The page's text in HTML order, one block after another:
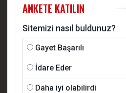
ANKETE KATILIN
Sitemizi nasıl buldunuz?
Gayet Başarılı
İdare Eder
Daha iyi olabilirdi